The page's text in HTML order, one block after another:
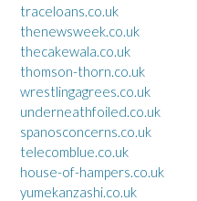
traceloans.co.uk
thenewsweek.co.uk
thecakewala.co.uk
thomson-thorn.co.uk
wrestlingagrees.co.uk
underneathfoiled.co.uk
spanosconcerns.co.uk
telecomblue.co.uk
house-of-hampers.co.uk
yumekanzashi.co.uk